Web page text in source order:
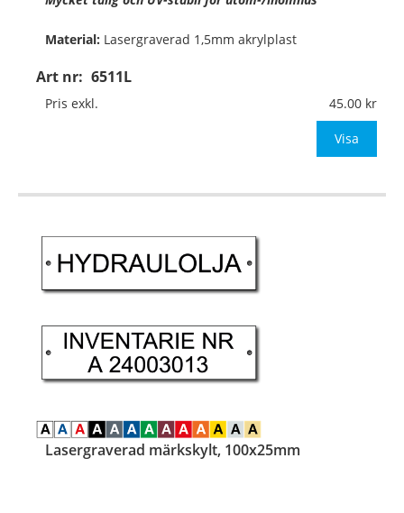
Art nr: 6511L
Material: Lasergraverad 1,5mm akrylplast
Format:100x15mm
…
Pris exkl. 45.00
Visa
Lasergraverad märkskylt, 100x25mm